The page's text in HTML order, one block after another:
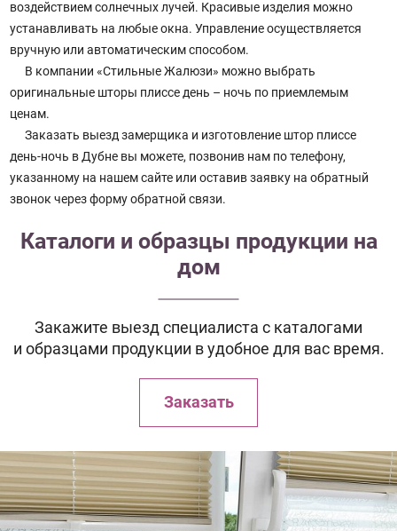
воздействием солнечных лучей. Красивые изделия можно
устанавливать на любые окна. Управление осуществляется
вручную или автоматическим способом.
В компании «Стильные Жалюзи» можно выбрать
оригинальные шторы плиссе день – ночь по приемлемым
ценам.
Заказать выезд замерщика и изготовление штор плиссе
день-ночь в Дубне вы можете, позвонив нам по телефону,
указанному на нашем сайте или оставив заявку на обратный
звонок через форму обратной связи.
Каталоги и образцы продукции на
дом
Закажите выезд специалиста с каталогами
и образцами продукции в удобное для вас время.
Заказать